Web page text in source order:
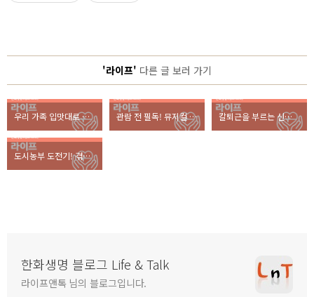
'라이프' 다른 글 보러 가기
우리 가족 입맛대로 만든 봄나들이 도시락 관람 전 필독! 뮤지컬 아르센루팡 캐릭터 집중탐구 칼퇴근을 부르는 신입사원 오피스 단축키 활용법
도시농부 도전기! 겪어보고 깨달은 베란다 텃밭 노하우
한화생명 블로그 Life & Talk
라이프앤톡 님의 블로그입니다.